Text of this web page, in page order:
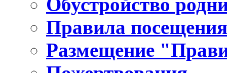
Правила
Размещение